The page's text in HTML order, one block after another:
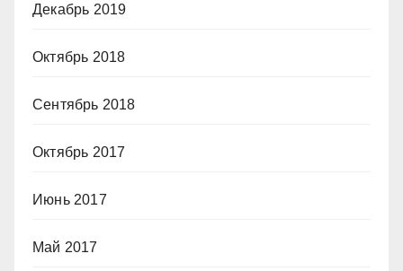
Декабрь 2019
Октябрь 2018
Сентябрь 2018
Октябрь 2017
Июнь 2017
Май 2017